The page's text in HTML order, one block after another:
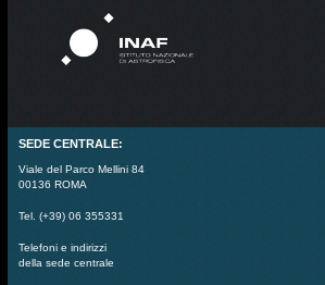
SEDE CENTRALE:
Viale del Parco Mellini 84
00136 ROMA
Tel. (+39) 06 355331
Telefoni e indirizzi
della sede centrale